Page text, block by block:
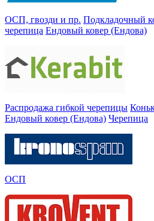
ОСП, гвозди и пр. Подкладочный
черепица Ендовый ковер (Ендова)
Распродажа гибкой черепицы
Ендовый ковер (Ендова) Черепица
ОСП